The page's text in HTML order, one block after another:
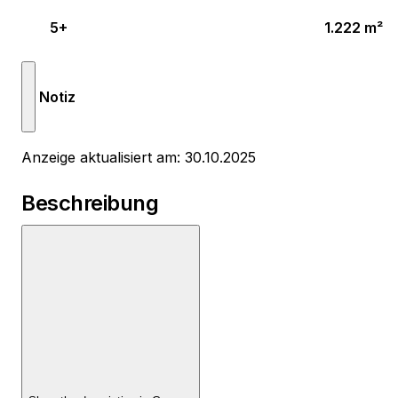
5+ 1.222 m²
Notiz
Anzeige aktualisiert am: 30.10.2025
Beschreibung